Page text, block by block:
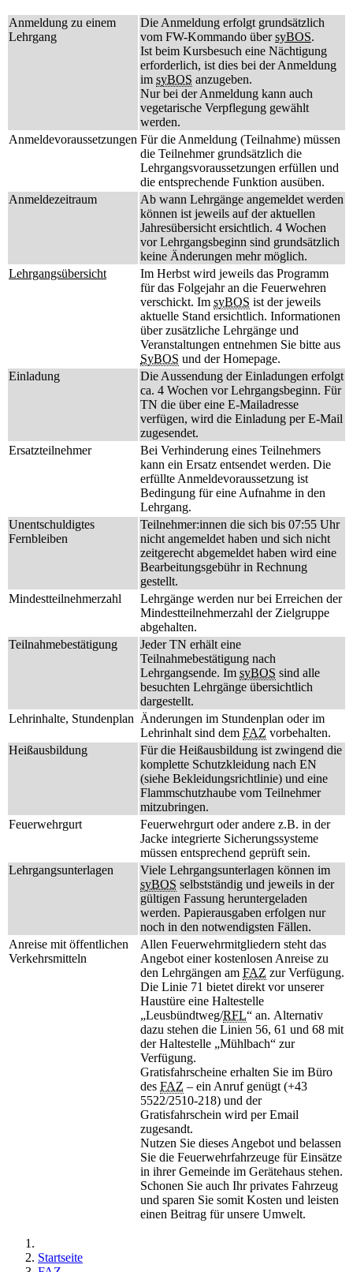
Anmeldung zu einem
Lehrgang
Die Anmeldung erfolgt grundsätzlich
vom FW-Kommando übersyBOS.
Ist beim Kursbesuch eine Nächtigung
erforderlich, ist dies bei der Anmeldung
im syBOS anzugeben.
Nur bei der Anmeldung kann auch
vegetarische Verpflegung gewählt
werden.
Anmeldevoraussetzungen Für die Anmeldung (Teilnahme) müssen
die Teilnehmer grundsätzlich die
Lehrgangsvoraussetzungen erfüllen und
die entsprechende Funktion ausüben.
Anmeldezeitraum
Ab wann Lehrgänge angemeldet werden
können ist jeweils auf der aktuellen
Jahresübersicht ersichtlich. 4 Wochen
vor Lehrgangsbeginn sind grundsätzlich
keine Änderungen mehr möglich.
Lehrgangsübersicht
Im Herbst wird jeweils das Programm
für das Folgejahr an die Feuerwehren
verschickt. Im syBOS ist der jeweils
aktuelle Stand ersichtlich. Informationen
über zusätzliche Lehrgänge und
Veranstaltungen entnehmen Sie bitte aus
SyBOS und der Homepage.
Einladung
Die Aussendung der Einladungen erfolgt
ca. 4 Wochen vor Lehrgangsbeginn. Für
TN die über eine E-Mailadresse
verfügen, wird die Einladung per E-Mail
zugesendet.
Ersatzteilnehmer
Bei Verhinderung eines Teilnehmers
kann ein Ersatz entsendet werden. Die
erfüllte Anmeldevoraussetzung ist
Bedingung für eine Aufnahme in den
Lehrgang.
Unentschuldigtes
Fernbleiben
Teilnehmer:innen die sich bis 07:55 Uhr
nicht angemeldet haben und sich nicht
zeitgerecht abgemeldet haben wird eine
Bearbeitungsgebühr in Rechnung
gestellt.
Mindestteilnehmerzahl
Lehrgänge werden nur bei Erreichen der
Mindestteilnehmerzahl der Zielgruppe
abgehalten.
Teilnahmebestätigung
Jeder TN erhält eine
Teilnahmebestätigung nach
Lehrgangsende. Im syBOS sind alle
besuchten Lehrgänge übersichtlich
dargestellt.
Lehrinhalte, Stundenplan Änderungen im Stundenplan oder im
Lehrinhalt sind dem FAZ vorbehalten.
Heißausbildung
Für die Heißausbildung ist zwingend die
komplette Schutzkleidung nach EN
(siehe Bekleidungsrichtlinie) und eine
Flammschutzhaube vom Teilnehmer
mitzubringen.
Feuerwehrgurt
Feuerwehrgurt oder andere z.B. in der
Jacke integrierte Sicherungssysteme
müssen entsprechend geprüft sein.
Lehrgangsunterlagen
Viele Lehrgangsunterlagen können im
syBOS selbstständig und jeweils in der
gültigen Fassung heruntergeladen
werden. Papierausgaben erfolgen nur
noch in den notwendigsten Fällen.
Anreise mit öffentlichen
Verkehrsmitteln
Allen Feuerwehrmitgliedern steht das
Angebot einer kostenlosen Anreise zu
den Lehrgängen am FAZ zur Verfügung.
Die Linie 71 bietet direkt vor unserer
Haustüre eine Haltestelle
„Leusbündtweg/RFL“ an. Alternativ
dazu stehen die Linien 56, 61 und 68 mit
der Haltestelle „Mühlbach“ zur
Verfügung.
Gratisfahrscheine erhalten Sie im Büro
des FAZ – ein Anruf genügt (+43
5522/2510-218) und der
Gratisfahrschein wird per Email
zugesandt.
Nutzen Sie dieses Angebot und belassen
Sie die Feuerwehrfahrzeuge für Einsätze
in ihrer Gemeinde im Gerätehaus stehen.
Schonen Sie auch Ihr privates Fahrzeug
und sparen Sie somit Kosten und leisten
einen Beitrag für unsere Umwelt.
Startseite